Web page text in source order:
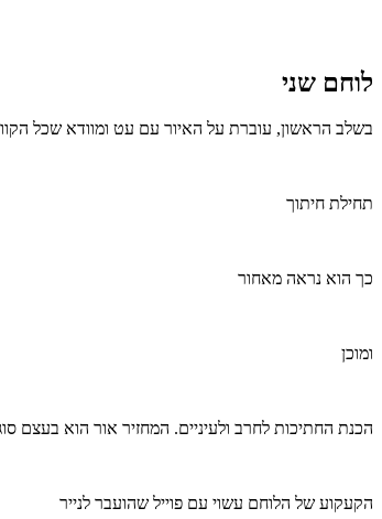
לוחם שני
בשלב הראשון, עוברת על האיור עם עט ומוודא שכל
תחילת חיתוך
כך הוא נראה מאחור
ומוכן
הכנת החתיכות לחרב ולעיניים. המחזיר אור הוא בעצם
הקעקוע של הלוחם עשוי עם פוייל שהועבר לנייר